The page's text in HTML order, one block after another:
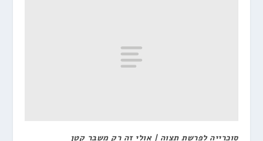
סוכרייה לפרשת תצוה | אולי זה רק משבר קטן